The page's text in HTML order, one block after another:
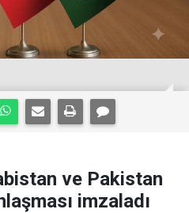
ve Pakistan
imzaladı